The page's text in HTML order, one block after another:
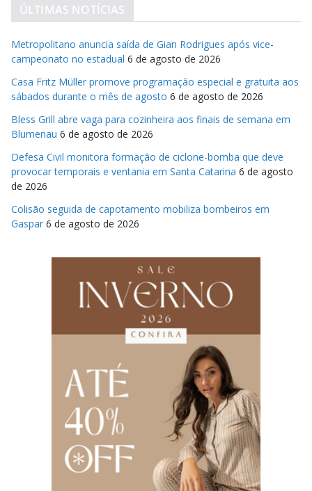
ÚLTIMAS NOTÍCIAS
Metropolitano anuncia saída de Gian Rodrigues após vice-
campeonato no estadual 6 de agosto de 2026
Casa Fritz Müller promove programação especial e gratuita aos
sábados durante o mês de agosto 6 de agosto de 2026
Bless Grill abre vaga para cozinheira aos finais de semana em
Blumenau 6 de agosto de 2026
Defesa Civil monitora formação de ciclone-bomba que deve
provocar temporais e ventania em Santa Catarina 6 de agosto
de 2026
Colisão seguida de capotamento mobiliza bombeiros em
Gaspar 6 de agosto de 2026